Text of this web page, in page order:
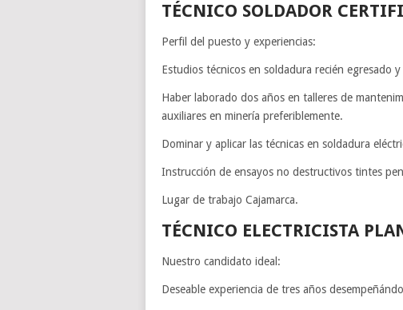
TÉCNICO SOLDADOR
Perfil del puesto y experiencias:
Estudios técnicos en soldadura recién
Haber laborado dos años en talleres de
auxiliares en minería preferiblemente.
Dominar y aplicar las técnicas en soldadura
Instrucción de ensayos no destructivos tintes
Lugar de trabajo Cajamarca.
TÉCNICO ELECTRICISTA
Nuestro candidato ideal:
Deseable experiencia de tres años